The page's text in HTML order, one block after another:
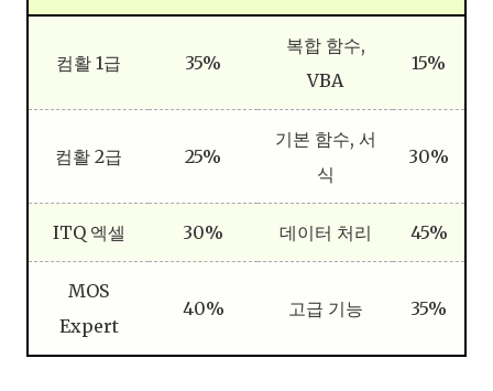
컴활 1급 35%
복합 함수,
VBA
15%
컴활 2급 25%
기본 함수, 서
식
30%
ITQ 엑셀 30% 데이터 처리 45%
MOS
Expert
40% 고급 기능 35%